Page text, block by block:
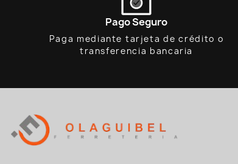
Pago Seguro
Paga mediante tarjeta de crédito o
transferencia bancaria